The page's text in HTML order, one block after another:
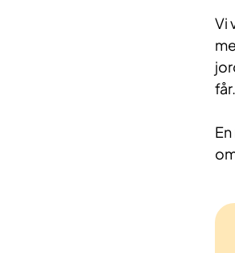
Vi
får.